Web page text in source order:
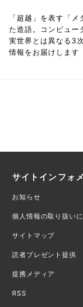
「超越」を表す「
た造語。コンピュー
実世界とは異なる3
情報をお届けします
サイトインフォ
お知らせ
個人情報の取り扱い
サイトマップ
読者プレゼント提供
提携メディア
RSS